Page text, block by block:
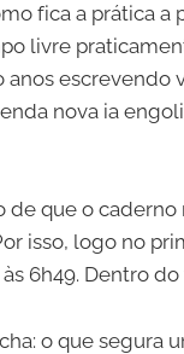
fica a prática a
livre
anos escrevendo
nova ia
de que o caderno
isso, logo no
6h49. Dentro do
o que segura